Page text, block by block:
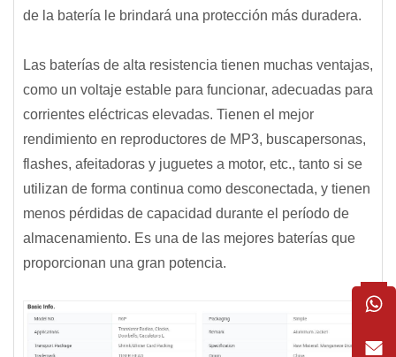
de la batería le brindará una protección más duradera.
Las baterías de alta resistencia tienen muchas ventajas,
como un voltaje estable para funcionar, adecuadas para
corrientes eléctricas elevadas. Tienen el mejor
rendimiento en reproductores de MP3, buscapersonas,
flashes, afeitadoras y juguetes a motor, etc., tanto si se
utilizan de forma continua como desconectada, y tienen
menos pérdidas de capacidad durante el período de
almacenamiento. Es una de las mejores baterías que
proporcionan una gran potencia.